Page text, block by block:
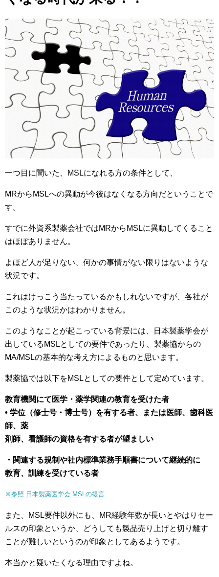
一つ目に聞いた、MSLになれる方の条件として、
MRからMSLへの異動が今後はなくなる方向だということで
す。
すでに外資系製薬会社ではMRからMSLに異動してくること
はほぼありません。
よほど人が足りない、何かの事情がない限りはないような
状況です。
これはけっこう当たっているかもしれないですが、各社が
このような状況かはわかりません。
このようなことが起こっている背景には、日本製薬学会が
出しているMSLとしての要件であったり、製薬協からの
MA/MSLの基本的な考え方によるものと思います。
製薬協では以下をMSLとしての要件として定めています。
教育機関にて医学・薬学関連の教育を受けた者
• 学位（修士号・博士号）を有する者、または医師、歯科医
師、薬
剤師、看護師の資格を有する者が望ましい
・関連する規制や社内標準業務手順書について継続的に
教育、訓練を受けている者
※参照 日本製薬医学会 MSLの提言
また、MSL要件以外にも、MR経験年数が長いとやはりセー
ルスの印象というか、どうしても製品売り上げと切り離す
ことが難しいというのが印象としてあるようです。
本当かと疑いたくなる理由ですよね。